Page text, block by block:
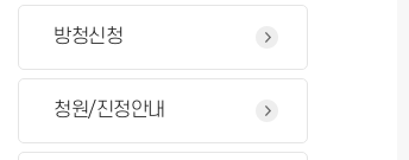
방청신청
청원/진정안내